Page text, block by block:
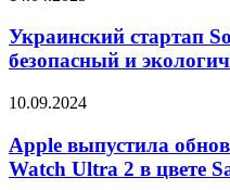
SorbiForce
создал
безопасный
экологичный
Украинский стартап
безопасный и
Apple
обновленную
версию
часов
10.09.2024
Apple выпустила
Watch Ultra 2 в цвете